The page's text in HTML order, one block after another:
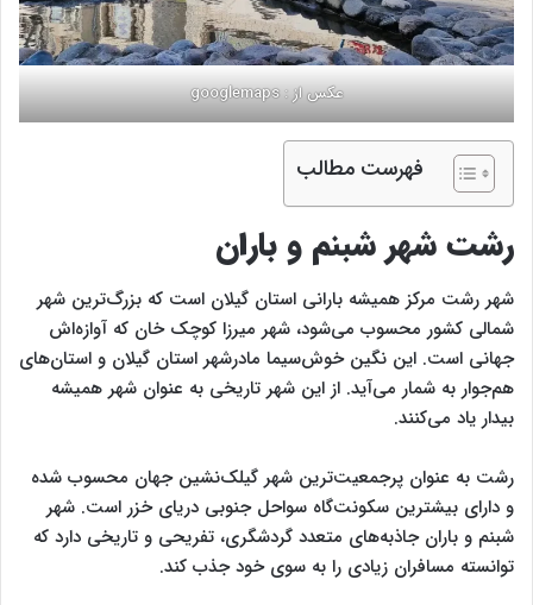
عکس از : googlemaps
فهرست مطالب
رشت شهر شبنم و باران
شهر رشت مرکز همیشه بارانی استان گیلان است که بزرگ‌ترین شهر
شمالی کشور محسوب می‌شود‌، شهر میرزا کوچک خان که آوازه‌اش
جهانی است. این نگین خوش‌سیما مادرشهر استان گیلان و استان‌های
هم‌جوار به شمار می‌آید.‌ از این شهر تاریخی به عنوان شهر همیشه
بیدار یاد می‌کنند.
رشت به عنوان پرجمعیت‌ترین شهر گیلک‌نشین جهان محسوب شده
و دارای بیشترین سکونت‌گاه سواحل جنوبی دریای خزر است. شهر
شبنم و باران جاذبه‌های متعدد گردشگری، تفریحی و تاریخی دارد که
توانسته مسافران زیادی را به سوی خود جذب کند.